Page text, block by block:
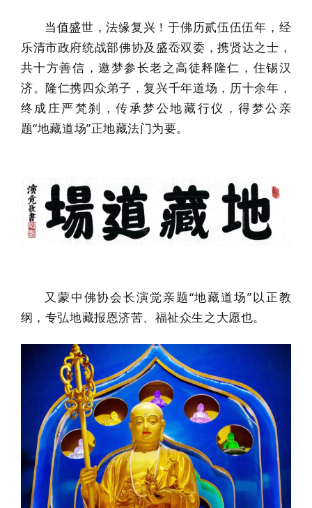
当值盛世，法缘复兴！于佛历贰伍伍伍年，经
乐清市政府统战部佛协及盛岙双委，携贤达之士，
共十方善信，邀梦参长老之高徒释隆仁，住锡汉
济。隆仁携四众弟子，复兴千年道场，历十余年，
终成庄严梵刹，传承梦公地藏行仪，得梦公亲
题“地藏道场”正地藏法门为要。
又蒙中佛协会长演觉亲题“地藏道场”以正教
纲，专弘地藏报恩济苦、福祉众生之大愿也。